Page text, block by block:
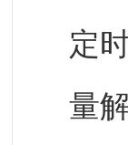
定
量